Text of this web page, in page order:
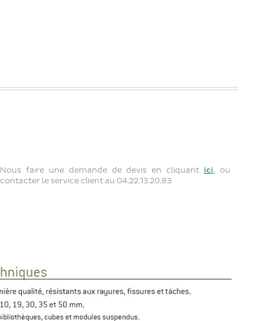
Nous faire une demande de devis en cliquant ici, ou
contacter le service client au 04.22.13.20.83